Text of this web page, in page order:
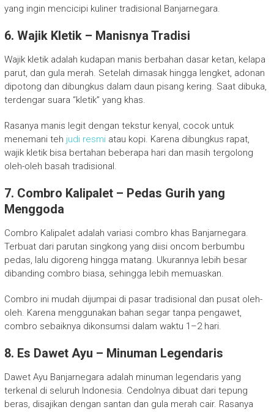
yang ingin mencicipi kuliner tradisional Banjarnegara.
6. Wajik Kletik – Manisnya Tradisi
Wajik kletik adalah kudapan manis berbahan dasar ketan, kelapa
parut, dan gula merah. Setelah dimasak hingga lengket, adonan
dipotong dan dibungkus dalam daun pisang kering. Saat dibuka,
terdengar suara “kletik” yang khas.
Rasanya manis legit dengan tekstur kenyal, cocok untuk
menemani teh judi resmiatau kopi. Karena dibungkus rapat,
wajik kletik bisa bertahan beberapa hari dan masih tergolong
oleh-oleh basah tradisional.
7. Combro Kalipalet – Pedas Gurih yang
Menggoda
Combro Kalipalet adalah variasi combro khas Banjarnegara.
Terbuat dari parutan singkong yang diisi oncom berbumbu
pedas, lalu digoreng hingga matang. Ukurannya lebih besar
dibanding combro biasa, sehingga lebih memuaskan.
Combro ini mudah dijumpai di pasar tradisional dan pusat oleh-
oleh. Karena menggunakan bahan segar tanpa pengawet,
combro sebaiknya dikonsumsi dalam waktu 1–2 hari.
8. Es Dawet Ayu – Minuman Legendaris
Dawet Ayu Banjarnegara adalah minuman legendaris yang
terkenal di seluruh Indonesia. Cendolnya dibuat dari tepung
beras, disajikan dengan santan dan gula merah cair. Rasanya